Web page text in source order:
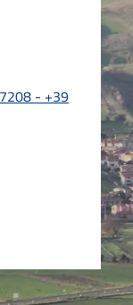
- +39